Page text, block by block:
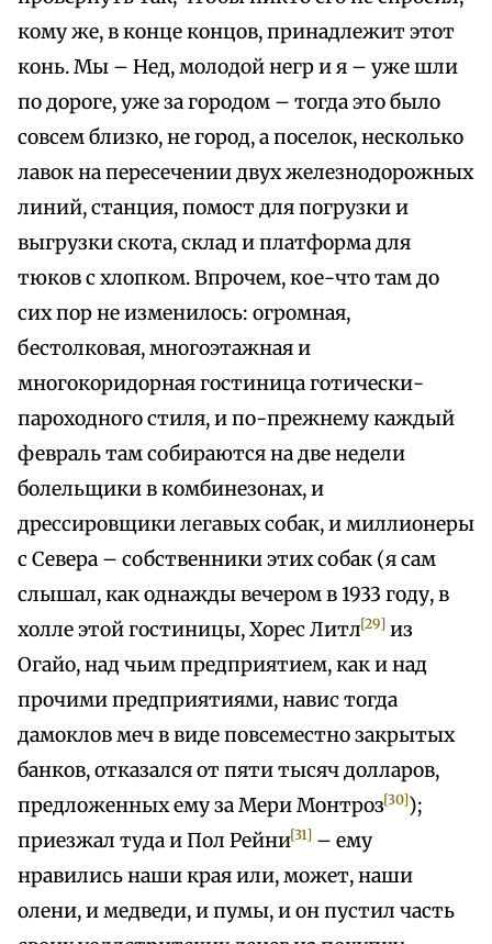
кому же, в конце концов, принадлежит этот
конь. Мы – Нед, молодой негр и я – уже шли
по дороге, уже за городом – тогда это было
совсем близко, не город, а поселок, несколько
лавок на пересечении двух железнодорожных
линий, станция, помост для погрузки и
выгрузки скота, склад и платформа для
тюков с хлопком. Впрочем, кое-что там до
сих пор не изменилось: огромная,
бестолковая, многоэтажная и
многокоридорная гостиница готически-
пароходного стиля, и по-прежнему каждый
февраль там собираются на две недели
болельщики в комбинезонах, и
дрессировщики легавых собак, и миллионеры
с Севера – собственники этих собак (я сам
слышал, как однажды вечером в 1933 году, в
холле этой гостиницы, Хорес Литл[29] из
Огайо, над чьим предприятием, как и над
прочими предприятиями, навис тогда
дамоклов меч в виде повсеместно закрытых
банков, отказался от пяти тысяч долларов,
предложенных ему за Мери Монтроз[30]);
приезжал туда и Пол Рейни[31] – ему
нравились наши края или, может, наши
олени, и медведи, и пумы, и он пустил часть